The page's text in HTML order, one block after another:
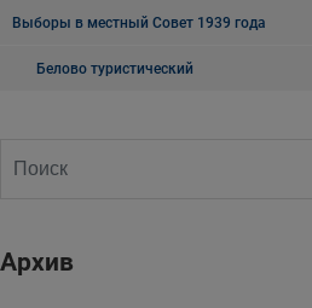
Выборы в местный Совет 1939 года
Белово туристический
Архив